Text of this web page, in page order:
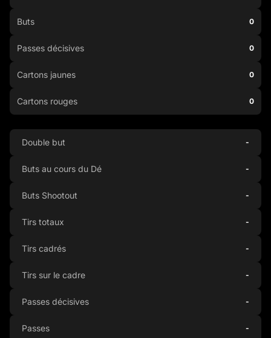
Buts 0
Passes décisives 0
Cartons jaunes 0
Cartons rouges 0
Double but -
Buts au cours du Dé -
Buts Shootout -
Tirs totaux -
Tirs cadrés -
Tirs sur le cadre -
Passes décisives -
Passes -